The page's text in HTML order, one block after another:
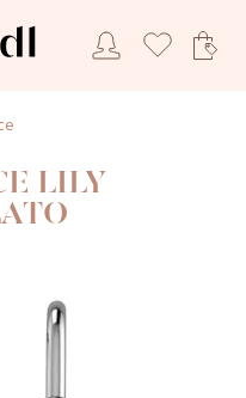
LILY